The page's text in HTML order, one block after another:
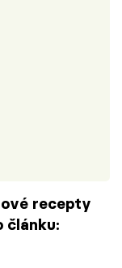
recepty
článku: